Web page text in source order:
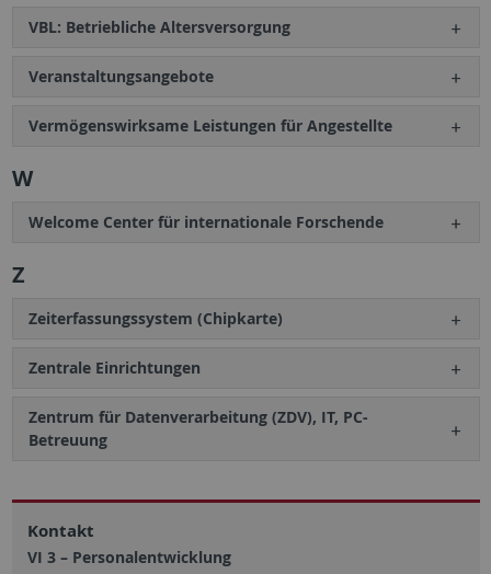
VBL: Betriebliche Altersversorgung
Veranstaltungsangebote
Vermögenswirksame Leistungen für Angestellte
W
Welcome Center für internationale Forschende
Z
Zeiterfassungssystem (Chipkarte)
Zentrale Einrichtungen
Zentrum für Datenverarbeitung (ZDV), IT, PC-
Betreuung
Kontakt
VI 3 – Personalentwicklung